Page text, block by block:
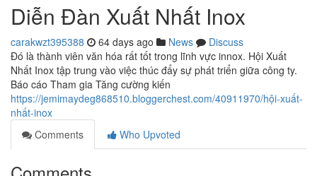
Diễn Đàn Xuất Nhất Inox
carakwzt395388 64 days ago News
Discuss
Đó là thành viên văn hóa rất tốt trong lĩnh vực innox. Hội Xuất
Nhất Inox tập trung vào việc thúc đẩy sự phát triển giữa công ty.
Báo cáo Tham gia Tăng cường kiến
https://jemimaydeg868510.bloggerchest.com/40911970/hội-xuất-
nhất-inox
Comments
Who Upvoted